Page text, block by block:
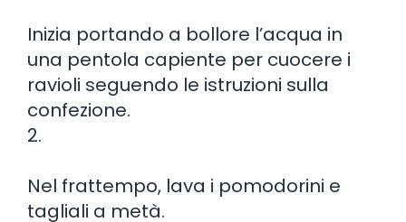
Inizia portando a bollore l’acqua in
una pentola capiente per cuocere i
ravioli seguendo le istruzioni sulla
confezione.
2.
Nel frattempo, lava i pomodorini e
tagliali a metà.